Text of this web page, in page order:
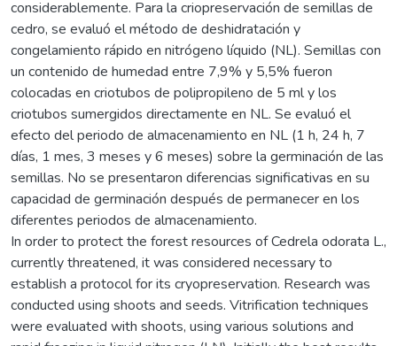
considerablemente. Para la criopreservación de semillas de
cedro, se evaluó el método de deshidratación y
congelamiento rápido en nitrógeno líquido (NL). Semillas con
un contenido de humedad entre 7,9% y 5,5% fueron
colocadas en criotubos de polipropileno de 5 ml y los
criotubos sumergidos directamente en NL. Se evaluó el
efecto del periodo de almacenamiento en NL (1 h, 24 h, 7
días, 1 mes, 3 meses y 6 meses) sobre la germinación de las
semillas. No se presentaron diferencias significativas en su
capacidad de germinación después de permanecer en los
diferentes periodos de almacenamiento.
In order to protect the forest resources of Cedrela odorata L.,
currently threatened, it was considered necessary to
establish a protocol for its cryopreservation. Research was
conducted using shoots and seeds. Vitrification techniques
were evaluated with shoots, using various solutions and